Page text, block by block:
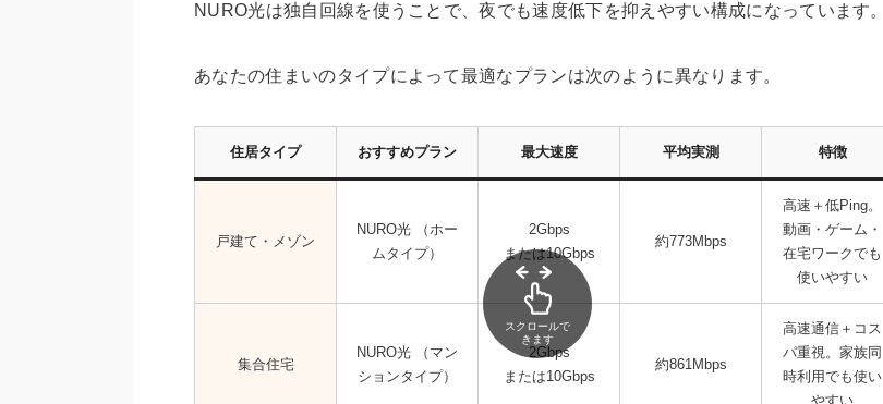
NURO光は独自回線を使うことで、夜でも速度低下を抑えやすい構成になっています。
あなたの住まいのタイプによって最適なプランは次のように異なります。
住居タイプ おすすめプラン 最大速度 平均実測 特徴
戸建て・メゾン
NURO光 （ホー
ムタイプ）
2Gbps
または10Gbps
約773Mbps
高速＋低Ping。
動画・ゲーム・
在宅ワークでも
使いやすい
集合住宅
NURO光 （マン
ションタイプ）
2Gbps
または10Gbps
約861Mbps
高速通信＋コス
パ重視。家族同
時利用でも使い
やすい
スクロールで
きます